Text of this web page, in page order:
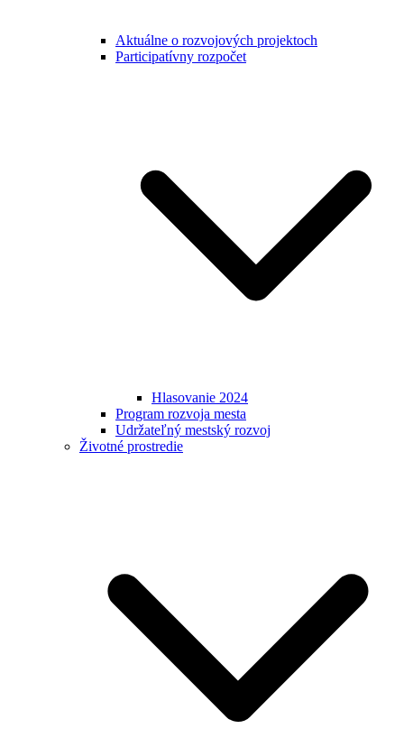
Aktuálne o rozvojových projektoch
Participatívny rozpočet
Hlasovanie 2024
Program rozvoja mesta
Udržateľný mestský rozvoj
Životné prostredie